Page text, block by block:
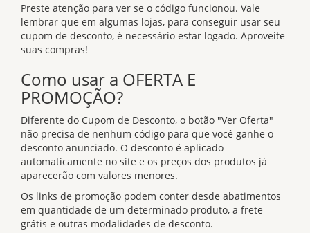
Preste atenção para ver se o código funcionou. Vale
lembrar que em algumas lojas, para conseguir usar seu
cupom de desconto, é necessário estar logado. Aproveite
suas compras!
Como usar a OFERTA E
PROMOÇÃO?
Diferente do Cupom de Desconto, o botão "Ver Oferta"
não precisa de nenhum código para que você ganhe o
desconto anunciado. O desconto é aplicado
automaticamente no site e os preços dos produtos já
aparecerão com valores menores.
Os links de promoção podem conter desde abatimentos
em quantidade de um determinado produto, a frete
grátis e outras modalidades de desconto.